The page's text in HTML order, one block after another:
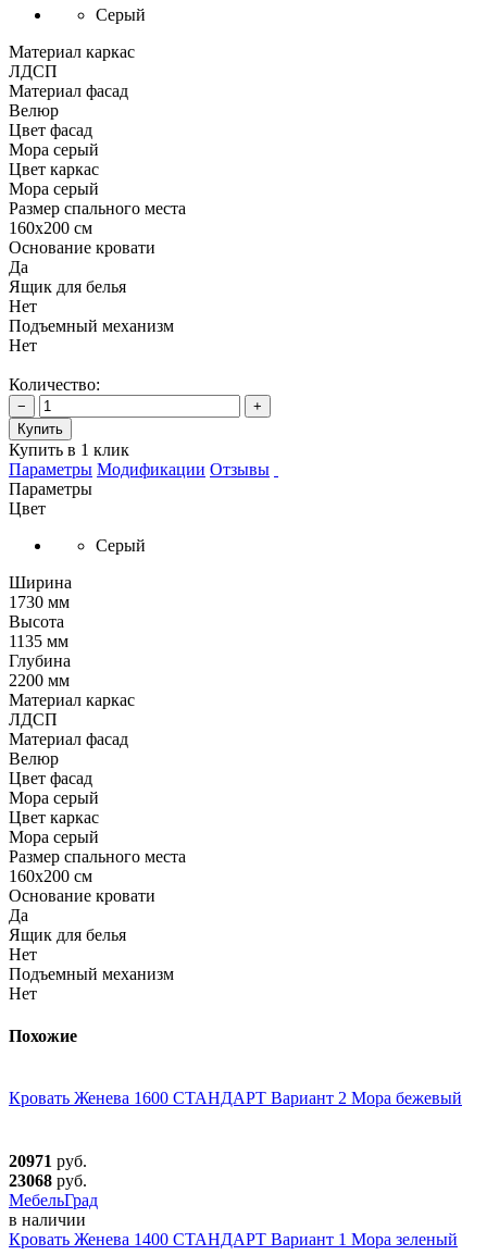
Серый
Материал каркас
ЛДСП
Материал фасад
Велюр
Цвет фасад
Мора серый
Цвет каркас
Мора серый
Размер спального места
160х200 см
Основание кровати
Да
Ящик для белья
Нет
Подъемный механизм
Нет
Количество:
−
+
Купить
Купить в 1 клик
Параметры Модификации Отзывы
Параметры
Цвет
Серый
Ширина
1730 мм
Высота
1135 мм
Глубина
2200 мм
Материал каркас
ЛДСП
Материал фасад
Велюр
Цвет фасад
Мора серый
Цвет каркас
Мора серый
Размер спального места
160х200 см
Основание кровати
Да
Ящик для белья
Нет
Подъемный механизм
Нет
Похожие
Кровать Женева 1600 СТАНДАРТ Вариант 2 Мора бежевый
20971 руб.
23068 руб.
МебельГрад
в наличии
Кровать Женева 1400 СТАНДАРТ Вариант 1 Мора зеленый